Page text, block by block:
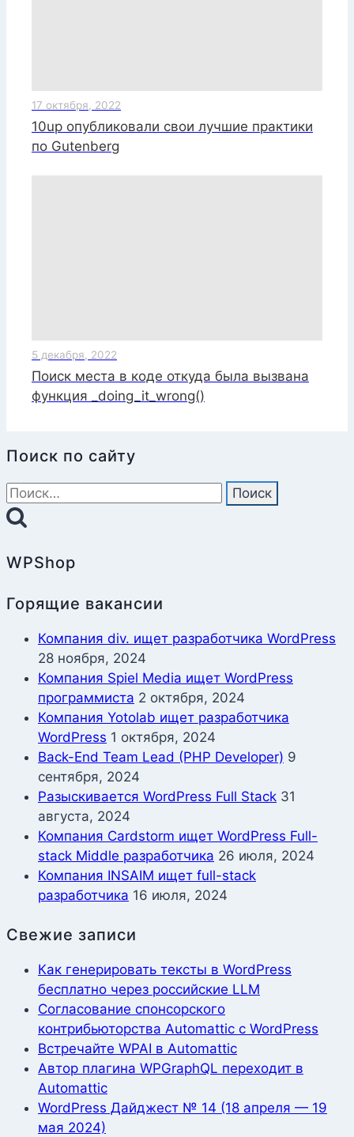
17 октября, 2022
10up опубликовали свои лучшие практики
по Gutenberg
5 декабря, 2022
Поиск места в коде откуда была вызвана
функция _doing_it_wrong()
Поиск по сайту
Найти:
WPShop
Горящие вакансии
Компания div. ищет разработчика WordPress
28 ноября, 2024
Компания Spiel Media ищет WordPress
программиста 2 октября, 2024
Компания Yotolab ищет разработчика
WordPress 1 октября, 2024
Back-End Team Lead (PHP Developer) 9
сентября, 2024
Разыскивается WordPress Full Stack 31
августа, 2024
Компания Cardstorm ищет WordPress Full-
stack Middle разработчика 26 июля, 2024
Компания INSAIM ищет full-stack
разработчика 16 июля, 2024
Свежие записи
Как генерировать тексты в WordPress
бесплатно через российские LLM
Согласование спонсорского
контрибьюторства Automattic с WordPress
Встречайте WPAI в Automattic
Автор плагина WPGraphQL переходит в
Automattic
WordPress Дайджест № 14 (18 апреля — 19
мая 2024)